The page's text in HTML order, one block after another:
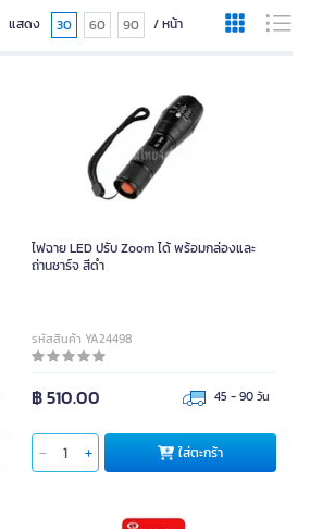
แสดง 30 60 90 / หน้า
ไฟฉาย LED ปรับ Zoom ได้ พร้อมกล่องและ
ถ่านชาร์จ สีดำ
รหัสสินค้า YA24498
฿ 510.00 45 - 90 วัน
ใส่ตะกร้า